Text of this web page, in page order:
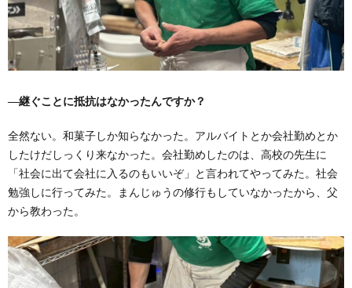
―継ぐことに抵抗はなかったんですか？
全然ない。和菓子しか知らなかった。アルバイトとか会社勤めとか
したけだしっくり来なかった。会社勤めしたのは、高校の先生に
「社会に出て会社に入るのもいいぞ」と言われてやってみた。社会
勉強しに行ってみた。まんじゅうの修行もしていなかったから、父
から教わった。